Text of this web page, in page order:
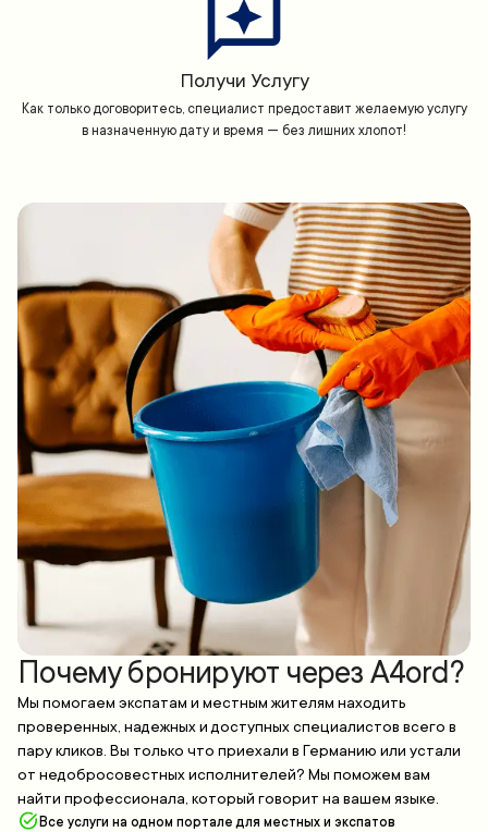
Получи Услугу
Как только договоритесь, специалист предоставит желаемую услугу
в назначенную дату и время — без лишних хлопот!
Почему бронируют через A4ord?
Мы помогаем экспатам и местным жителям находить
проверенных, надежных и доступных специалистов всего в
пару кликов. Вы только что приехали в Германию или устали
от недобросовестных исполнителей? Мы поможем вам
найти профессионала, который говорит на вашем языке.
Все услуги на одном портале для местных и экспатов